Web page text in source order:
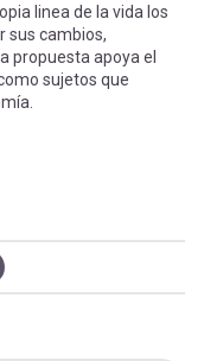
linea de la vida los
sus cambios,
propuesta apoya el
sujetos que